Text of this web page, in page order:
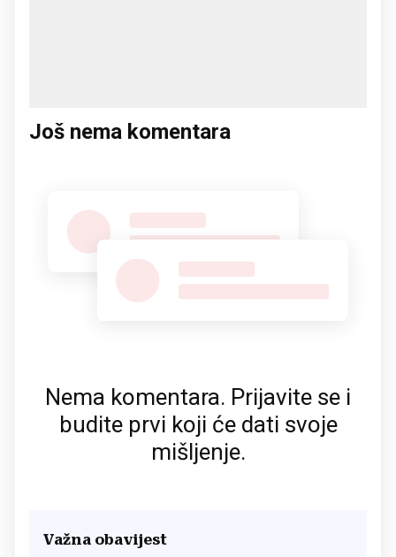
Još nema komentara
Nema komentara. Prijavite se i
budite prvi koji će dati svoje
mišljenje.
Važna obavijest